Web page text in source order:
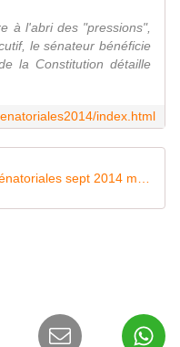
à l'abri des "pressions",
le sénateur bénéficie
la Constitution détaille
index.html